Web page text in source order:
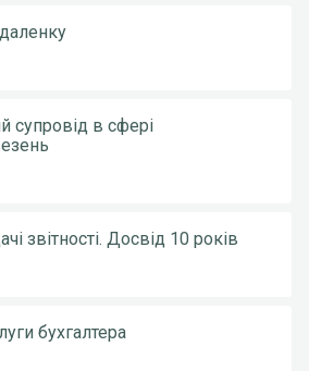
супровід в сфері
звітності. Досвід 10 років
бухгалтера